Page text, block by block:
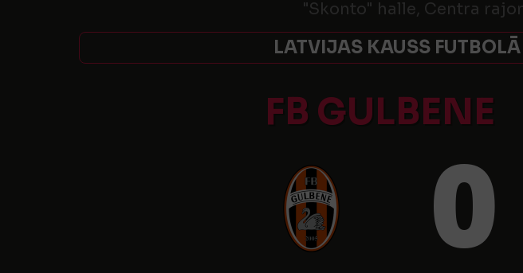
"Skonto" halle, Centra
LATVIJAS KAUSS
FB GULBENE
0